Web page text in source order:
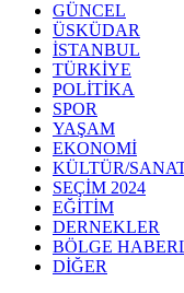
GÜNCEL
ÜSKÜDAR
İSTANBUL
TÜRKİYE
POLİTİKA
SPOR
YAŞAM
EKONOMİ
KÜLTÜR/
SEÇİM 2024
EĞİTİM
DERNEKLER
BÖLGE
DİĞER